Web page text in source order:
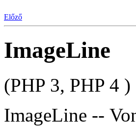
Előző
ImageLine
(PHP 3, PHP 4 )
ImageLine --